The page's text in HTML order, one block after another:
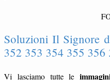
Soluzioni Il Signore
352 353 354 355
Vi lasciamo tutte le